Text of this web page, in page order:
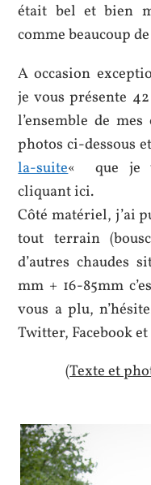
était bel et bien
comme beaucoup
A occasion
je vous présente
l’ensemble de
photos ci-dessous
la-suite«
que je
cliquant ici.
Côté matériel, j’ai
tout terrain
d’autres chaudes
mm + 16-85mm
vous a plu,
Twitter, Facebook
(Texte et